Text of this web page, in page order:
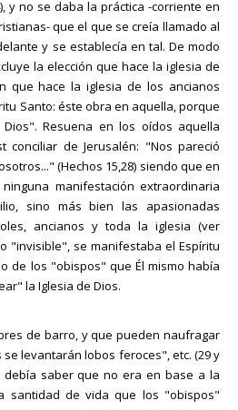
y no se daba la práctica -corriente en
que el que se creía llamado al
y se establecía en tal. De modo
la elección que hace la iglesia de
que hace la iglesia de los ancianos
Santo: éste obra en aquella, porque
Resuena en los oídos aquella
de Jerusalén: "Nos pareció
(Hechos 15,28) siendo que en
manifestación extraordinaria
sino más bien las apasionadas
ancianos y toda la iglesia (ver
"invisible", se manifestaba el Espíritu
de los "obispos" que Él mismo había
la Iglesia de Dios.
de barro, y que pueden naufragar
levantarán lobos feroces", etc. (29 y
debía saber que no era en base a la
santidad de vida que los "obispos"